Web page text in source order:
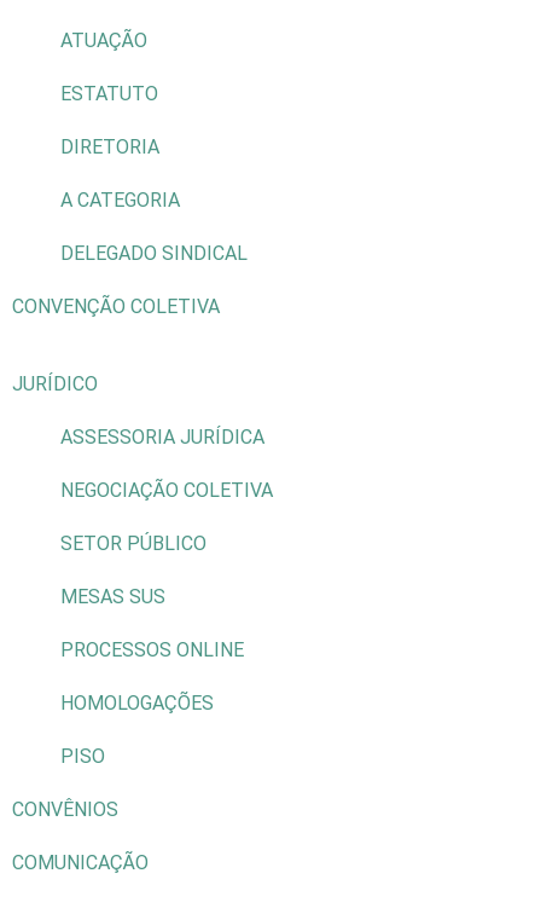
ATUAÇÃO
ESTATUTO
DIRETORIA
A CATEGORIA
DELEGADO SINDICAL
CONVENÇÃO COLETIVA
JURÍDICO
ASSESSORIA JURÍDICA
NEGOCIAÇÃO COLETIVA
SETOR PÚBLICO
MESAS SUS
PROCESSOS ONLINE
HOMOLOGAÇÕES
PISO
CONVÊNIOS
COMUNICAÇÃO